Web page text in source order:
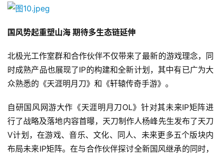
月
日
游
对
接
会
国风势起重塑山海 期待多生态链延伸
北极光工作室群和合作伙伴不仅带来了最新的游戏理念，同
时成熟产品也展现了IP的构建和全新计划，其中有已广为大
众熟悉的《天涯明月刀》和《轩辕传奇手游》。
自研国风网游大作《天涯明月刀OL》针对其未来IP矩阵进
行了战略及落地内容首曝，天刀制作人杨峰先生发布了天刀
V计划，在游戏、音乐、文化、同人、未来更多五个版块内
布局未来IP矩阵。在与合作伙伴探讨全新国风继承的同时，